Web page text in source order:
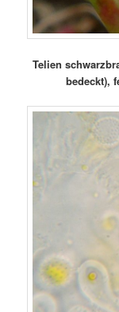
Telien
bedeckt),